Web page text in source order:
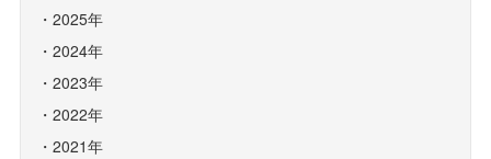
2025年
2024年
2023年
2022年
2021年